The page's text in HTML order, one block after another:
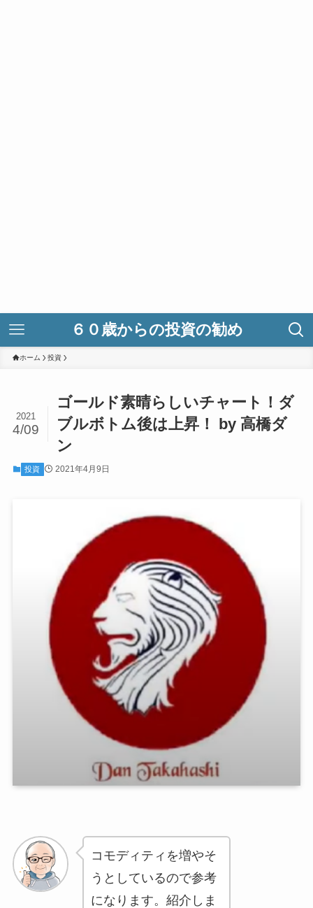
６０歳からの投資の勧め
ホーム 投資
ゴールド素晴らしいチャート！ダ
ブルボトム後は上昇！ by 高橋ダ
ン
2021
4/09
投資 2021年4月9日
コモディティを増やそ
うとしているので参考
になります。紹介しま